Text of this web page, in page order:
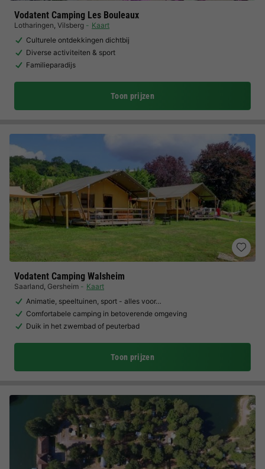
Vodatent Camping Les Bouleaux
Lotharingen, Vilsberg
Kaart
Culturele ontdekkingen dichtbij
Diverse activiteiten & sport
Familieparadijs
Toon prijzen
Vodatent Camping Walsheim
Saarland, Gersheim
Kaart
Animatie, speeltuinen, sport - alles voor…
Comfortabele camping in betoverende omgeving
Duik in het zwembad of peuterbad
Toon prijzen